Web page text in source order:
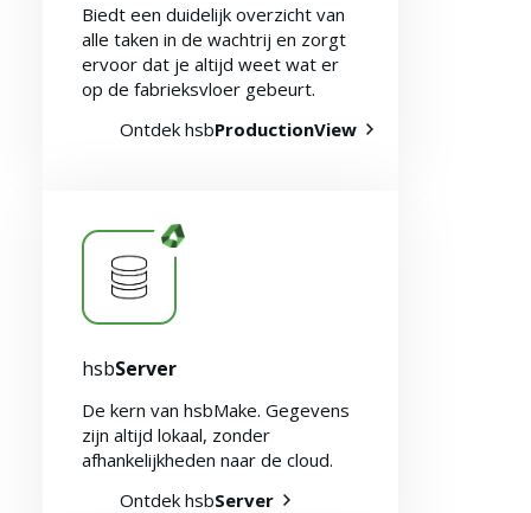
Biedt een duidelijk overzicht van
alle taken in de wachtrij en zorgt
ervoor dat je altijd weet wat er
op de fabrieksvloer gebeurt.
Ontdek hsbProductionView
hsbServer
De kern van hsbMake. Gegevens
zijn altijd lokaal, zonder
afhankelijkheden naar de cloud.
Ontdek hsbServer